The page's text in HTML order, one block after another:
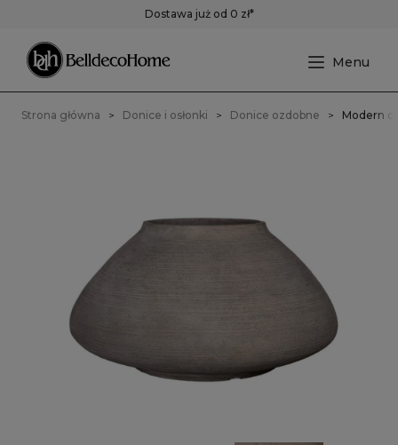
Dostawa już od 0 zł*
Strona główna Donice i osłonki Donice ozdobne Modern